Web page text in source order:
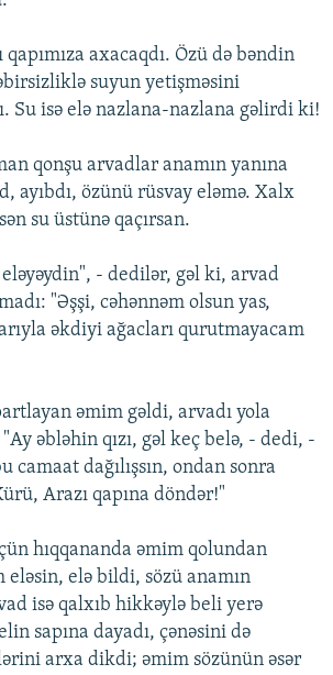
axacaqdı. Özü də bəndin
suyun yetişməsini
Su isə elə nazlana-nazlana gəlirdi ki!
qonşu arvadlar anamın yanına
ayıbdı, özünü rüsvay eləmə. Xalx
su üstünə qaçırsan.
- dedilər, gəl ki, arvad
"Əşşi, cəhənnəm olsun yas,
əkdiyi ağacları qurutmayacam
əmim gəldi, arvadı yola
"Ay əbləhin qızı, gəl keç belə, - dedi, -
camaat dağılışsın, ondan sonra
Arazı qapına döndər!"
hıqqananda əmim qolundan
eləsin, elə bildi, sözü anamın
isə qalxıb hikkəylə beli yerə
sapına dayadı, çənəsini də
arxa dikdi; əmim sözünün əsər